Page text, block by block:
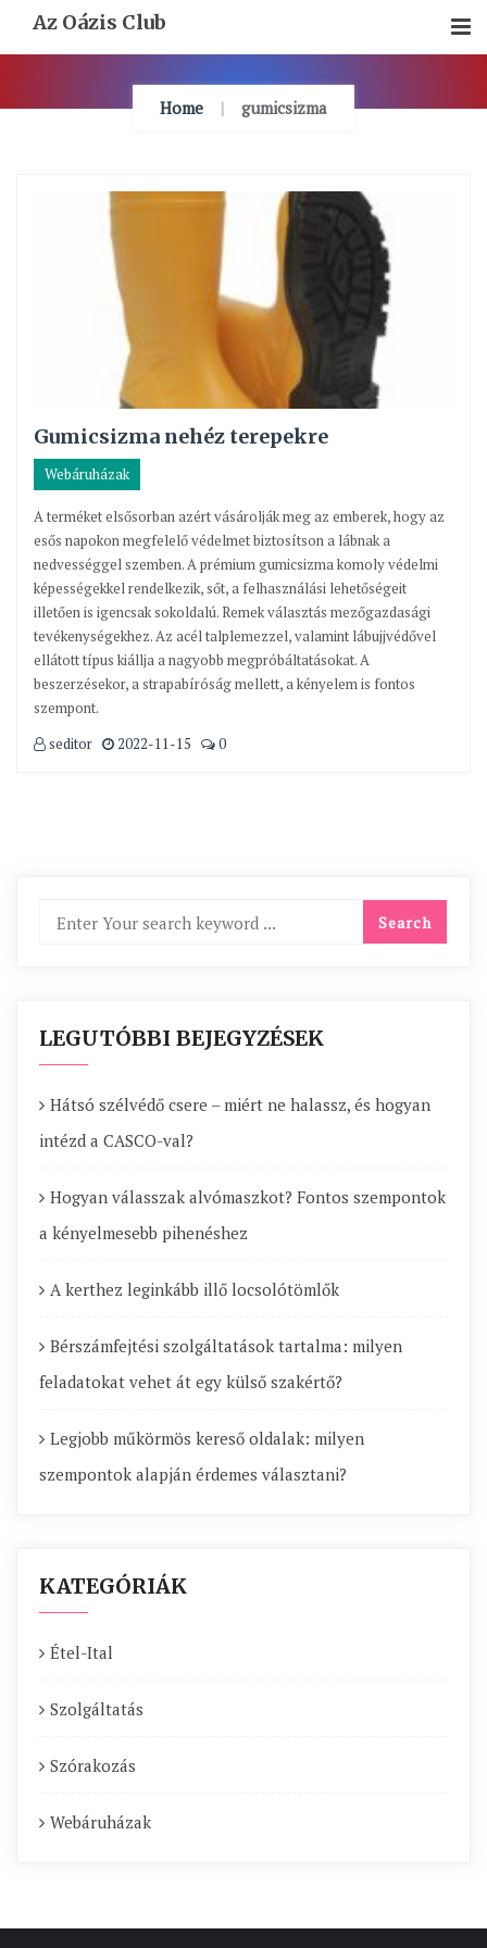
Content
Az Oázis Club
Home gumicsizma
Gumicsizma nehéz terepekre
Webáruházak
A terméket elsősorban azért vásárolják meg az emberek, hogy az
esős napokon megfelelő védelmet biztosítson a lábnak a
nedvességgel szemben. A prémium gumicsizma komoly védelmi
képességekkel rendelkezik, sőt, a felhasználási lehetőségeit
illetően is igencsak sokoldalú. Remek választás mezőgazdasági
tevékenységekhez. Az acél talplemezzel, valamint lábujjvédővel
ellátott típus kiállja a nagyobb megpróbáltatásokat. A
beszerzésekor, a strapabíróság mellett, a kényelem is fontos
szempont.
seditor
2022-11-15 0
LEGUTÓBBI BEJEGYZÉSEK
Hátsó szélvédő csere – miért ne halassz, és hogyan
intézd a CASCO-val?
Hogyan válasszak alvómaszkot? Fontos szempontok
a kényelmesebb pihenéshez
A kerthez leginkább illő locsolótömlők
Bérszámfejtési szolgáltatások tartalma: milyen
feladatokat vehet át egy külső szakértő?
Legjobb műkörmös kereső oldalak: milyen
szempontok alapján érdemes választani?
KATEGÓRIÁK
Étel-Ital
Szolgáltatás
Szórakozás
Webáruházak